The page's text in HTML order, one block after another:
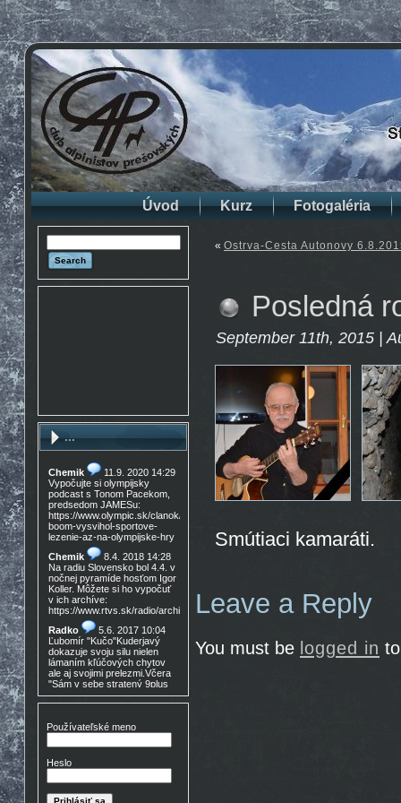
Úvod Kurz Fotogaléria
...
Chemik
11.9. 2020 14:29
Vypočujte si olympijsky
podcast s Tonom Pacekom,
predsedom JAMESu:
https://www.olympic.sk/clanok/celosvetovy-
boom-vysvihol-sportove-
lezenie-az-na-olympijske-hry
Chemik
8.4. 2018 14:28
Na radiu Slovensko bol 4.4. v
nočnej pyramíde hosťom Igor
Koller. Môžete si ho vypočuť
v ich archíve:
https://www.rtvs.sk/radio/archiv/11436/902144
Radko
5.6. 2017 10:04
Ľubomír "Kučo"Kuderjavý
dokazuje svoju silu nielen
lámaním kľúčových chytov
ale aj svojimi prelezmi.Včera
"Sám v sebe stratený 9plus
,!Gratulácia!!!
15:30
Nedocenený Prešovský
lezec známy tiež ako Lajoš
Morales predá lezečky, nové
v krabici, nepoužité,
zľava nech nejem 90eur
Používateľské meno
Heslo
« Ostrva-Cesta Autonovy
Posledná
September 11th, 2015 |
Smútiaci kamaráti.
Leave a Reply
You must be logged in